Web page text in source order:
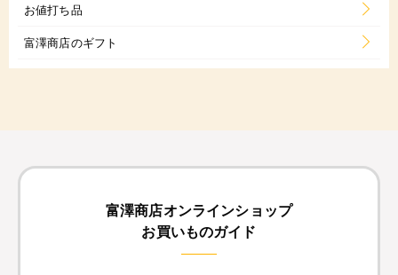
お値打ち品
富澤商店のギフト
富澤商店オンラインショップ
お買いものガイド